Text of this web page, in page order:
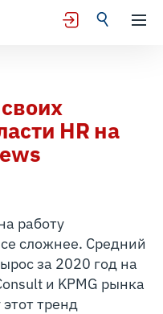
HR на
работу
сложнее. Средний
за 2020 год на
и KPMG рынка
тренд